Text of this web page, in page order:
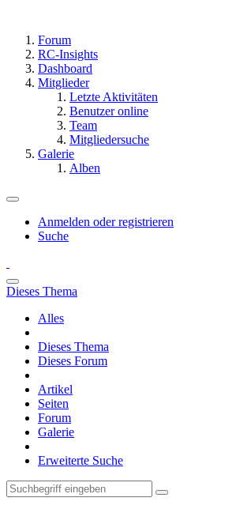
Forum
RC-Insights
Dashboard
Mitglieder
Letzte Aktivitäten
Benutzer online
Team
Mitgliedersuche
Galerie
Alben
Anmelden oder registrieren
Suche
Dieses Thema
Alles
Dieses Thema
Dieses Forum
Artikel
Seiten
Forum
Galerie
Erweiterte Suche